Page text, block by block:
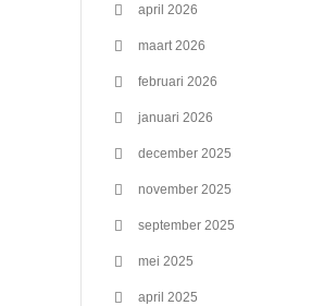
april 2026
maart 2026
februari 2026
januari 2026
december 2025
november 2025
september 2025
mei 2025
april 2025